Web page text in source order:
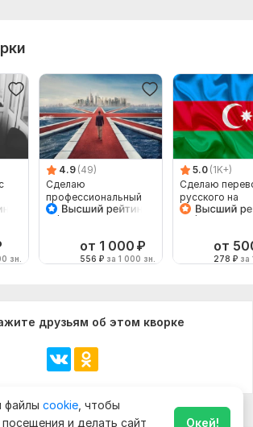
зн.
4.9 (49)
Сделаю
профессиональный
перевод, РУС-АНГЛ,
от 1 000 ₽
556 ₽ за 1 000 зн.
5.0 (1K+)
Сделаю
русского на
от
278 ₽ за
друзьям об этом кворке
файлы cookie , чтобы
и делать сайт
Окей!